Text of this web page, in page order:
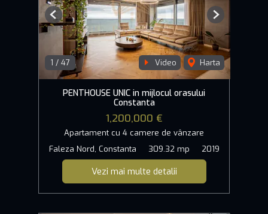
1 / 47 Video Harta
Previous Next
PENTHOUSE UNIC in mijlocul orasului
Constanta
1,200,000 €
Apartament cu 4 camere de vânzare
Faleza Nord, Constanta
309.32 mp 2019
Vezi mai multe detalii